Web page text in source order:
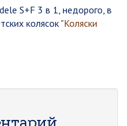
S+F 3 в 1, недорого, в
колясок "Коляски